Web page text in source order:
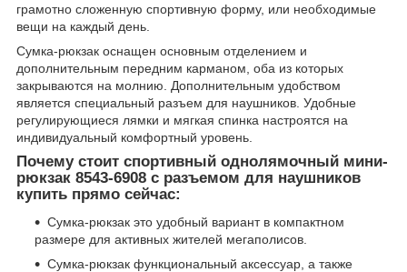
грамотно сложенную спортивную форму, или необходимые
вещи на каждый день.
Сумка-рюкзак оснащен основным отделением и
дополнительным передним карманом, оба из которых
закрываются на молнию. Дополнительным удобством
является специальный разъем для наушников. Удобные
регулирующиеся лямки и мягкая спинка настроятся на
индивидуальный комфортный уровень.
Почему стоит спортивный однолямочный мини-
рюкзак 8543-6908 с разъемом для наушников
купить прямо сейчас:
Сумка-рюкзак это удобный вариант в компактном
размере для активных жителей мегаполисов.
Сумка-рюкзак функциональный аксессуар, а также